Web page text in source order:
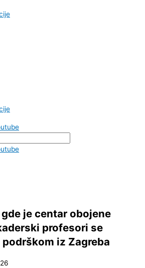
je centar obojene
profesori se
iz Zagreba